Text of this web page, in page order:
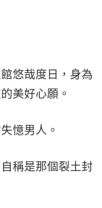
悠哉度日，身為
美好心願。
憶男人。
稱是那個裂土封